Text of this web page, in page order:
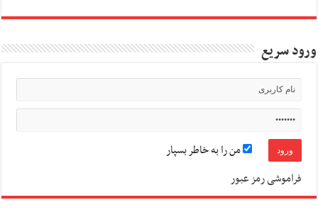
ورود سریع
من را به خاطر بسپار
فراموشی رمز عبور